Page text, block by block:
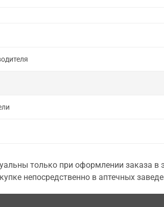
только при оформлении заказа в
непосредственно в аптечных